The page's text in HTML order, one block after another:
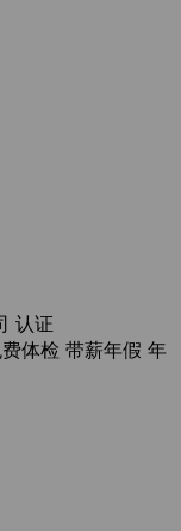
认证
体检 带薪年假 年